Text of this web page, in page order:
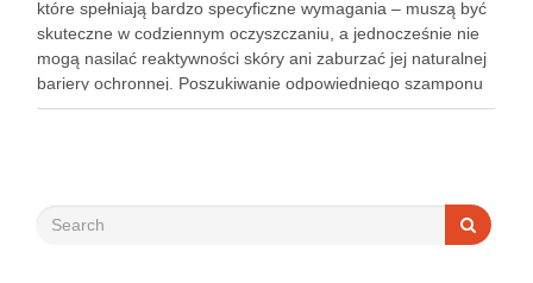
które spełniają bardzo specyficzne wymagania – muszą być
skuteczne w codziennym oczyszczaniu, a jednocześnie nie
mogą nasilać reaktywności skóry ani zaburzać jej naturalnej
bariery ochronnej. Poszukiwanie odpowiedniego szamponu
bywa dla wielu pacjentów procesem długim i frustrującym, bo